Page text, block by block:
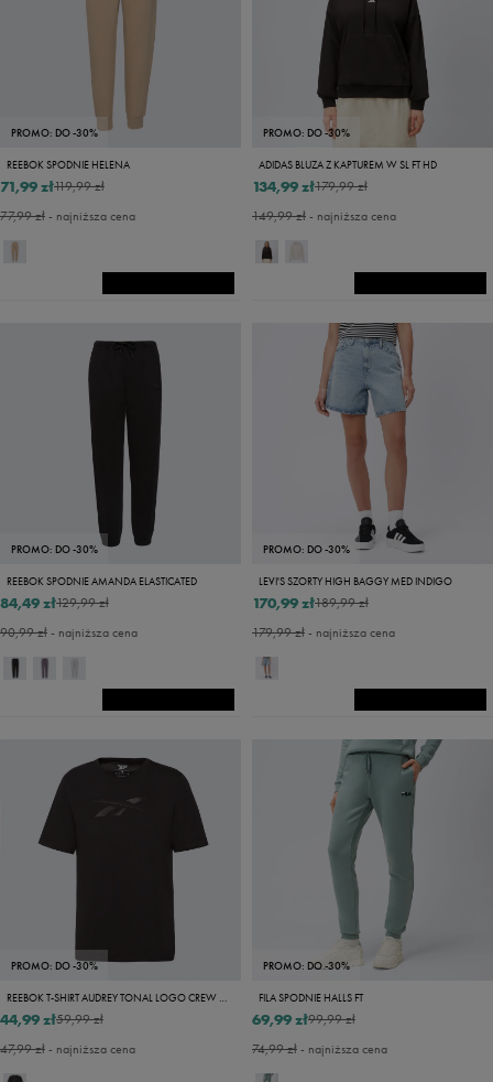
PROMO: DO -30%
REEBOK SPODNIE HELENA
119,99 zł
71,99 zł
77,99 zł- najniższa cena
PROMO: DO -30%
ADIDAS BLUZA Z KAPTUREM W SL FT HD
179,99 zł
134,99 zł
149,99 zł- najniższa cena
PROMO: DO -30%
REEBOK SPODNIE AMANDA ELASTICATED
129,99 zł
84,49 zł
90,99 zł- najniższa cena
PROMO: DO -30%
LEVI'S SZORTY HIGH BAGGY MED INDIGO
189,99 zł
170,99 zł
179,99 zł- najniższa cena
PROMO: DO -30%
REEBOK T-SHIRT AUDREY TONAL LOGO CREW NECK
59,99 zł
44,99 zł
47,99 zł- najniższa cena
PROMO: DO -30%
FILA SPODNIE HALLS FT
99,99 zł
69,99 zł
74,99 zł- najniższa cena